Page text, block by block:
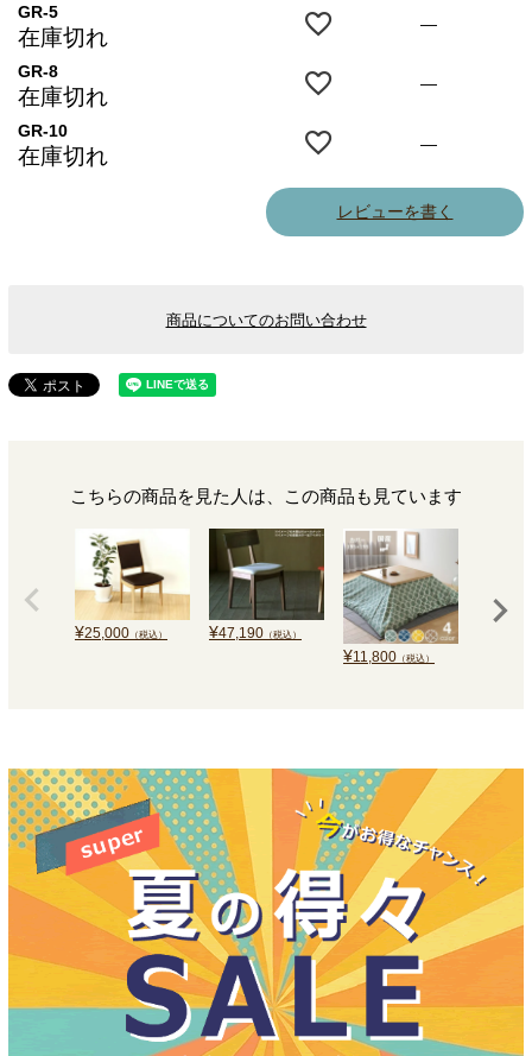
GR-5
在庫切れ
—
GR-8
在庫切れ
—
GR-10
在庫切れ
—
レビューを書く
商品についてのお問い合わせ
こちらの商品を見た人は、この商品も見ています
¥25,000 （税込） ¥47,190 （税込）
¥11,800 （税込）